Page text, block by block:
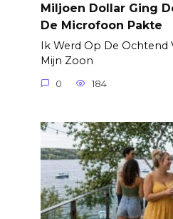
Miljoen Dollar Ging
De Microfoon Pakte
Ik Werd Op De Ochtend
Mijn Zoon
0 184